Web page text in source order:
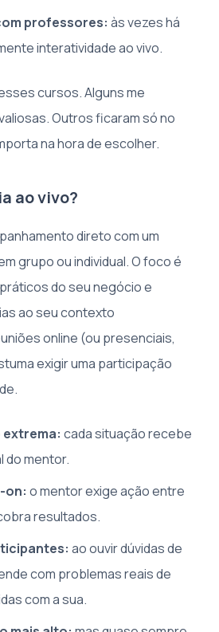
professores: às vezes há
interatividade ao vivo.
cursos. Alguns me
Outros ficaram só no
na hora de escolher.
ao vivo?
direto com um
grupo ou individual. O foco é
do seu negócio e
ao seu contexto
online (ou presenciais,
exigir uma participação
cada situação recebe
do mentor.
on: o mentor exige ação entre
resultados.
ao ouvir dúvidas de
com problemas reais de
com a sua.